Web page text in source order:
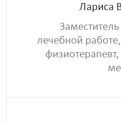
Лариса
лечебной